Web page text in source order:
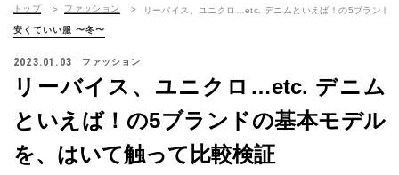
トップ ファッション リーバイス、ユニクロ…etc. デニムといえば！の5ブランド
安くていい服 〜冬〜
2023.01.03 ファッション
リーバイス、ユニクロ…etc. デニム
といえば！の5ブランドの基本モデル
を、はいて触って比較検証